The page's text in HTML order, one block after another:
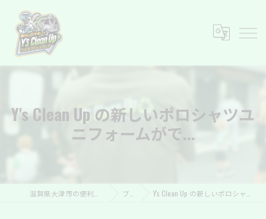
Y's Clean Up の新しいポロシャツユ
ニフォームがで...
ブログ Y's Clean Up の新しいポロシャツユニフォームがで...